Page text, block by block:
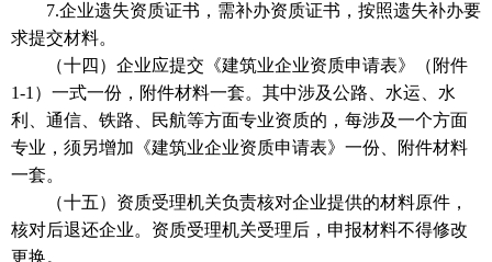
7.企业遗失资质证书，需补办资质证书，按照遗失补办要
求提交材料。
（十四）企业应提交《建筑业企业资质申请表》（附件
1-1）一式一份，附件材料一套。其中涉及公路、水运、水
利、通信、铁路、民航等方面专业资质的，每涉及一个方面
专业，须另增加《建筑业企业资质申请表》一份、附件材料
一套。
（十五）资质受理机关负责核对企业提供的材料原件，
核对后退还企业。资质受理机关受理后，申报材料不得修改
更换。